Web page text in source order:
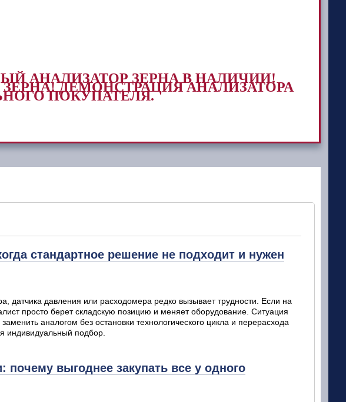
АНАЛИЗАТОР ЗЕРНА В НАЛИЧИИ!
ДЕМОНСТРАЦИЯ АНАЛИЗАТОРА
ПОКУПАТЕЛЯ.
стандартное решение не подходит и нужен
датчика давления или расходомера редко вызывает трудности. Если на
просто берет складскую позицию и меняет оборудование. Ситуация
аналогом без остановки технологического цикла и перерасхода
индивидуальный подбор.
выгоднее закупать все у одного